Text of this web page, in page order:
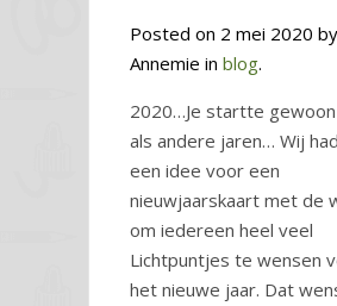
Posted on 2 mei 2020 by
Annemie in blog.
2020…Je startte
als andere jaren… Wij
een idee voor een
nieuwjaarskaart met de
om iedereen heel veel
Lichtpuntjes te wensen
het nieuwe jaar. Dat